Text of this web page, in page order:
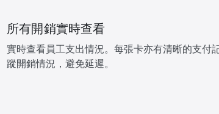
所有開銷實時查看
實時查看員工支出情況。每張卡亦有清晰的支付
蹤開銷情況，避免延遲。